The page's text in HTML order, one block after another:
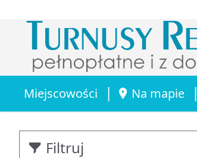
Miejscowości | Na mapie |
Filtruj